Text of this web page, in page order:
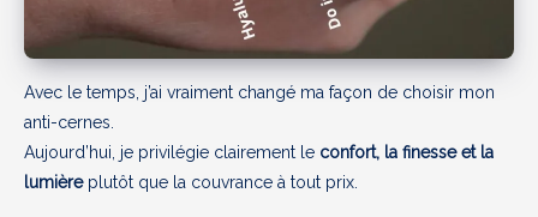
Avec le temps, j’ai vraiment changé ma façon de choisir mon
anti-cernes.
Aujourd’hui, je privilégie clairement le confort, la finesse et la
lumièreplutôt que la couvrance à tout prix.